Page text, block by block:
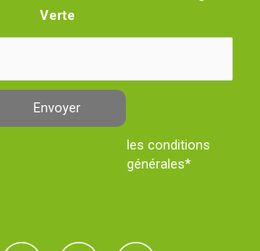
Verte
Envoyer
les conditions
générales*